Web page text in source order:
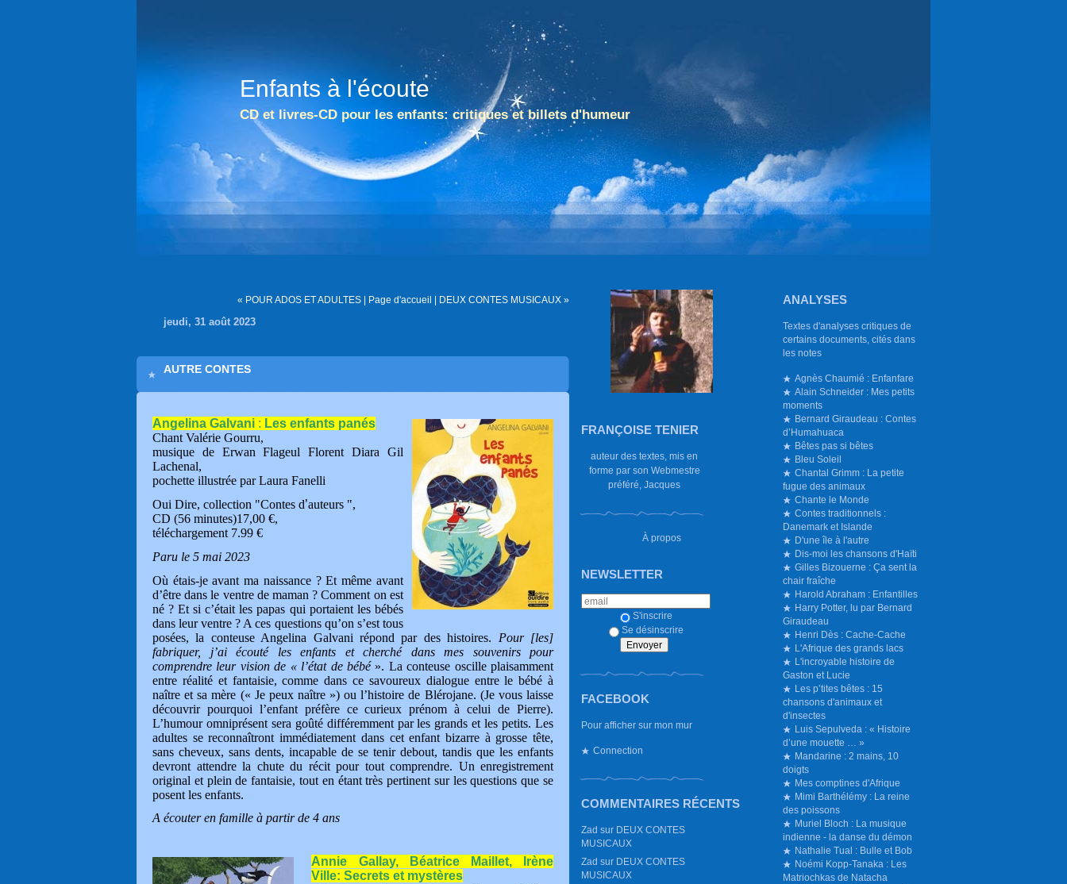
Enfants à l'écoute
CD et livres-CD pour les enfants: critiques et billets d'humeur
ANALYSES
Textes d'analyses critiques de
certains documents, cités dans
les notes
Agnès Chaumié : Enfanfare
Alain Schneider : Mes petits
moments
Bernard Giraudeau : Contes
d’Humahuaca
Bêtes pas si bêtes
Bleu Soleil
Chantal Grimm : La petite
fugue des animaux
Chante le Monde
Contes traditionnels :
Danemark et Islande
D'une île à l'autre
Dis-moi les chansons d'Haïti
Gilles Bizouerne : Ça sent la
chair fraîche
Harold Abraham : Enfantilles
Harry Potter, lu par Bernard
Giraudeau
Henri Dès : Cache-Cache
L'Afrique des grands lacs
L'incroyable histoire de
Gaston et Lucie
Les p’tites bêtes : 15
chansons d'animaux et
d'insectes
Luis Sepulveda : « Histoire
d’une mouette … »
Mandarine : 2 mains, 10
doigts
Mes comptines d'Afrique
Mimi Barthélémy : La reine
des poissons
Muriel Bloch : La musique
indienne - la danse du démon
Nathalie Tual : Bulle et Bob
Noémi Kopp-Tanaka : Les
Matriochkas de Natacha
FRANÇOISE TENIER
auteur des textes, mis en
forme par son Webmestre
préféré, Jacques
À propos
NEWSLETTER
S'inscrire
Se désinscrire
FACEBOOK
Pour afficher sur mon mur
Connection
COMMENTAIRES RÉCENTS
Zad sur DEUX CONTES
MUSICAUX
Zad sur DEUX CONTES
MUSICAUX
« POUR ADOS ET ADULTES | Page d'accueil | DEUX CONTES MUSICAUX »
jeudi, 31 août 2023
AUTRE CONTES
Angelina Galvani : Les enfants panés
Chant Valérie Gourru,
musique de Erwan Flageul Florent Diara Gil
Lachenal,
pochette illustrée par Laura Fanelli
Oui Dire, collection "Contes d’auteurs ",
CD (56 minutes)17,00 €,
téléchargement 7.99 €
Paru le 5 mai 2023
Où étais-je avant ma naissance ? Et même avant
d’être dans le ventre de maman ? Comment on est
né ? Et si c’était les papas qui portaient les bébés
dans leur ventre ? A ces questions qu’on s’est tous
posées, la conteuse Angelina Galvani répond par des histoires. Pour [les]
fabriquer, j’ai écouté les enfants et cherché dans mes souvenirs pour
comprendre leur vision de « l’état de bébé ». La conteuse oscille plaisamment
entre réalité et fantaisie, comme dans ce savoureux dialogue entre le bébé à
naître et sa mère (« Je peux naître ») ou l’histoire de Blérojane. (Je vous laisse
découvrir pourquoi l’enfant préfère ce curieux prénom à celui de Pierre).
L’humour omniprésent sera goûté différemment par les grands et les petits. Les
adultes se reconnaîtront immédiatement dans cet enfant bizarre à grosse tête,
sans cheveux, sans dents, incapable de se tenir debout, tandis que les enfants
devront attendre la chute du récit pour tout comprendre. Un enregistrement
original et plein de fantaisie, tout en étant très pertinent sur les questions que se
posent les enfants.
A écouter en famille à partir de 4 ans
Annie Gallay, Béatrice Maillet, Irène
Ville: Secrets et mystères